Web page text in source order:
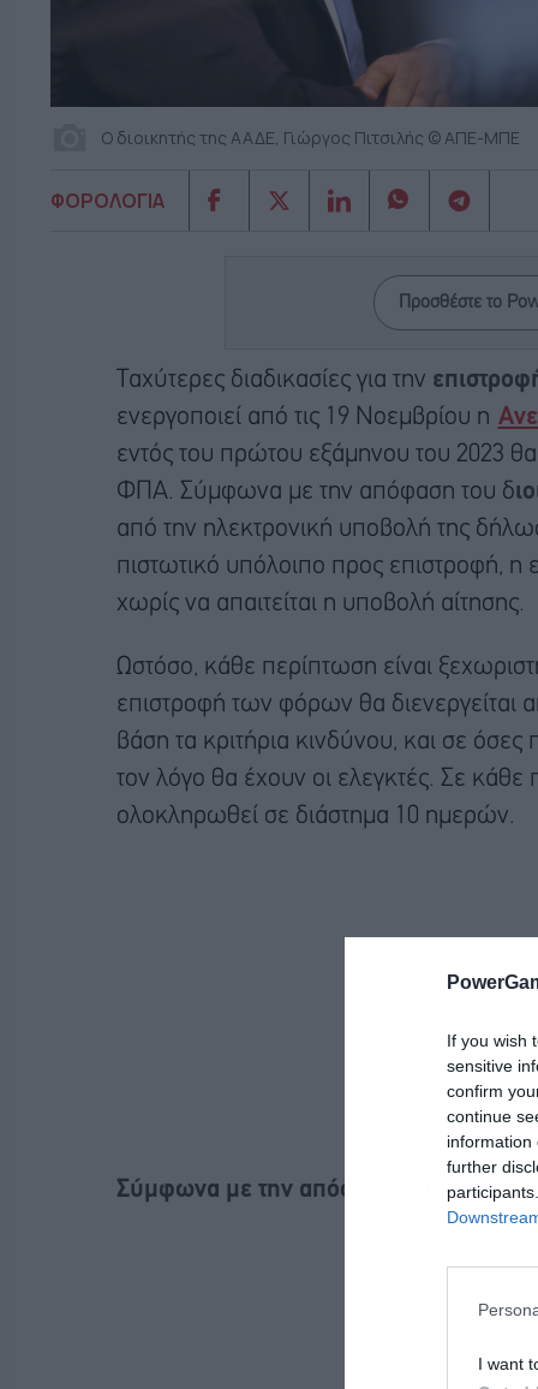
If you wish
sensitive
confirm
continue
information
further
I want
Ο διοικητής της ΑΑΔΕ, Γιώργος Πιτσιλής © ΑΠΕ-ΜΠΕ
ΦΟΡΟΛΟΓΙΑ
Προσθέστε το
Ταχύτερες διαδικασίες για την
ενεργοποιεί από τις 19 Νοεμβρίου η
εντός του πρώτου εξάμηνου του 2023
ΦΠΑ. Σύμφωνα με την απόφαση του δ
από την ηλεκτρονική υποβολή της
πιστωτικό υπόλοιπο προς επιστροφή, η
χωρίς να απαιτείται η υποβολή αίτησης.
Ωστόσο, κάθε περίπτωση είναι
επιστροφή των φόρων θα διενεργείται
βάση τα κριτήρια κινδύνου, και σε
τον λόγο θα έχουν οι ελεγκτές. Σε κάθε
ολοκληρωθεί σε διάστημα 10 ημερών.
Σύμφωνα με την απόφαση του κ.